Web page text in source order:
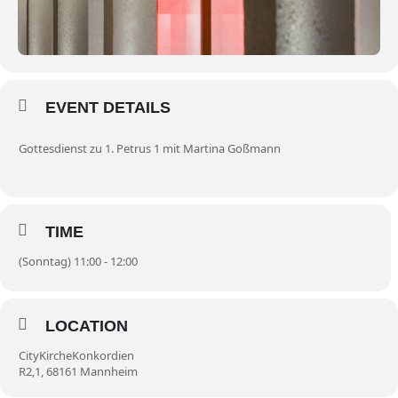
EVENT DETAILS
Gottesdienst zu 1. Petrus 1 mit Martina Goßmann
TIME
(Sonntag) 11:00 - 12:00
LOCATION
CityKircheKonkordien
R2,1, 68161 Mannheim